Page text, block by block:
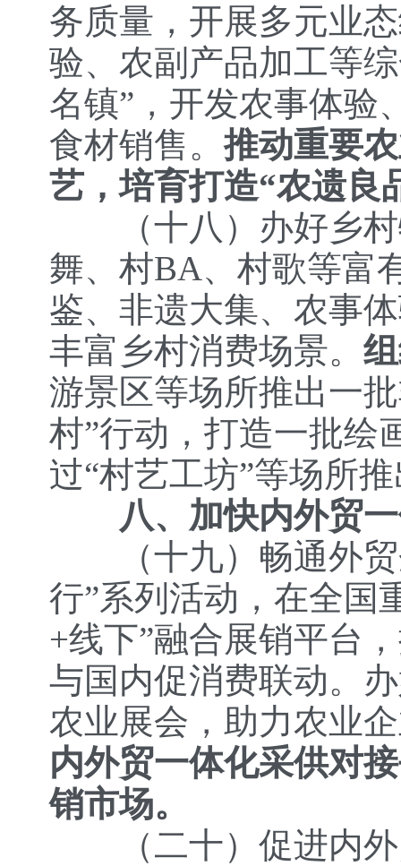
务质量，开展多元业
验、农副产品加工等
名镇”，开发农事体验
食材销售。推动重要
艺，培育打造“农遗良
（十八）办好乡
舞、村BA、村歌等富
鉴、非遗大集、农事
丰富乡村消费场景。
游景区等场所推出一
村”行动，打造一批绘
过“村艺工坊”等场所
八、加快内外贸
（十九）畅通外
行”系列活动，在全国
+线下”融合展销平台
与国内促消费联动。
农业展会，助力农业
内外贸一体化采供对
销市场。
（二十）促进内